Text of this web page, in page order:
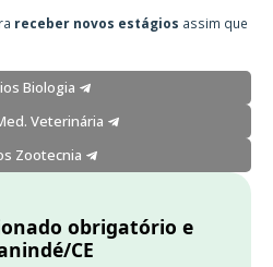
receber novos estágios assim que
Biologia
Veterinária
Zootecnia
obrigatório e
CE